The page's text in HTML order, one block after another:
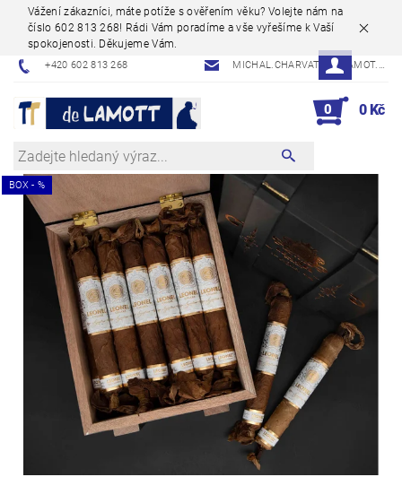
Vážení zákazníci, máte potíže s ověřením věku? Volejte nám na
číslo 602 813 268! Rádi Vám poradíme a vše vyřešíme k Vaší
spokojenosti. Děkujeme Vám.
+420 602 813 268 MICHAL.CHARVAT@DELAMOT.CZ
0 0 Kč
BOX - %